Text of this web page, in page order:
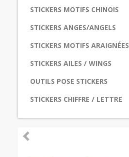
STICKERS MOTIFS CHINOIS
STICKERS ANGES/ANGELS
STICKERS MOTIFS ARAIGNÉES
STICKERS AILES / WINGS
OUTILS POSE STICKERS
STICKERS CHIFFRE / LETTRE